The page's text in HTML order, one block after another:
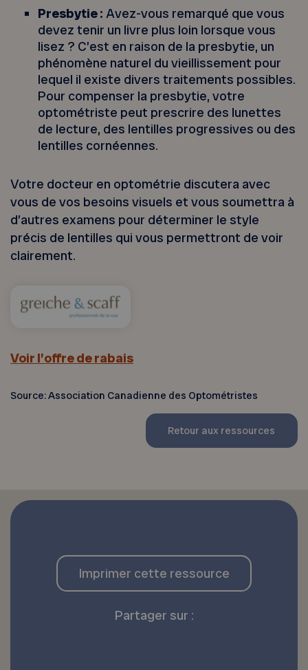
Presbytie : Avez-vous remarqué que vous
devez tenir un livre plus loin lorsque vous
lisez ? C’est en raison de la presbytie, un
phénomène naturel du vieillissement pour
lequel il existe divers traitements possibles.
Pour compenser la presbytie, votre
optométriste peut prescrire des lunettes
de lecture, des lentilles progressives ou des
lentilles cornéennes.
Votre docteur en optométrie discutera avec
vous de vos besoins visuels et vous soumettra à
d’autres examens pour déterminer le style
précis de lentilles qui vous permettront de voir
clairement.
Voir l’offre de rabais
Source: Association Canadienne des Optométristes
Retour aux ressources
Imprimer cette ressource
Partager sur :